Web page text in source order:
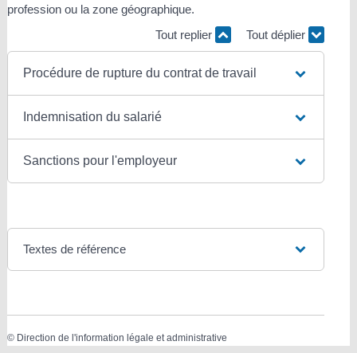
profession ou la zone géographique.
Tout replier
Tout déplier
Procédure de rupture du contrat de travail
Indemnisation du salarié
Sanctions pour l'employeur
Textes de référence
© Direction de l'information légale et administrative